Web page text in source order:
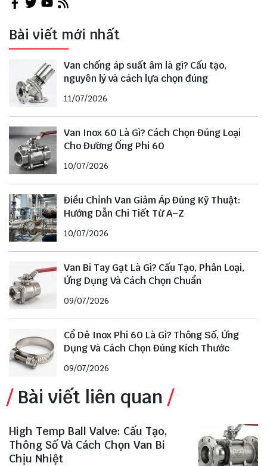
Bài viết mới nhất
Van chống áp suất âm là gì? Cấu tạo,
nguyên lý và cách lựa chọn đúng
11/07/2026
Van Inox 60 Là Gì? Cách Chọn Đúng Loại
Cho Đường Ống Phi 60
10/07/2026
Điều Chỉnh Van Giảm Áp Đúng Kỹ Thuật:
Hướng Dẫn Chi Tiết Từ A–Z
10/07/2026
Van Bi Tay Gạt Là Gì? Cấu Tạo, Phân Loại,
Ứng Dụng Và Cách Chọn Chuẩn
09/07/2026
Cổ Dê Inox Phi 60 Là Gì? Thông Số, Ứng
Dụng Và Cách Chọn Đúng Kích Thước
09/07/2026
Bài viết liên quan
High Temp Ball Valve: Cấu Tạo,
Thông Số Và Cách Chọn Van Bi
Chịu Nhiệt